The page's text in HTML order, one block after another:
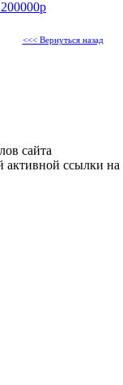
<<< Вернуться назад
сайта
активной ссылки на